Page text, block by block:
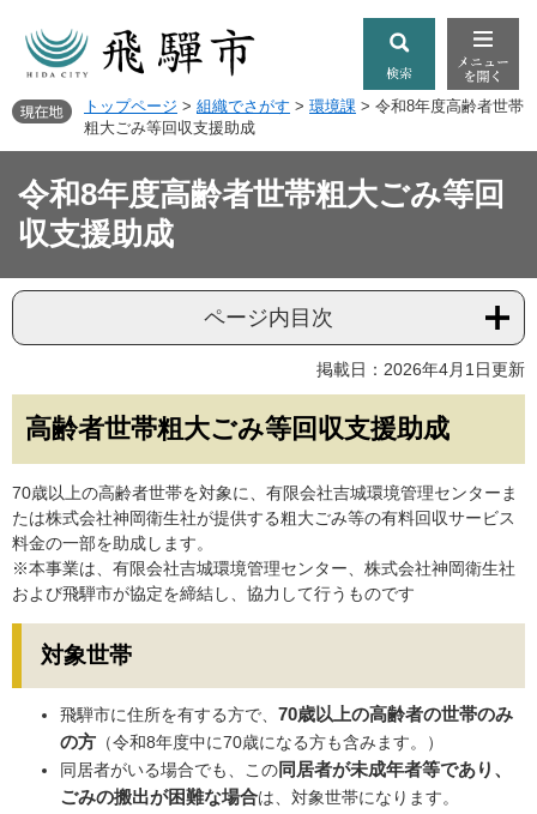
トップページ > 組織でさがす > 環境課 > 令和8年度高齢者世帯
粗大ごみ等回収支援助成
令和8年度高齢者世帯粗大ごみ等回
収支援助成
ページ内目次
掲載日：2026年4月1日更新
高齢者世帯粗大ごみ等回収支援助成
70歳以上の高齢者世帯を対象に、有限会社吉城環境管理センターま
たは株式会社神岡衛生社が提供する粗大ごみ等の有料回収サービス
料金の一部を助成します。
※本事業は、有限会社吉城環境管理センター、株式会社神岡衛生社
および飛騨市が協定を締結し、協力して行うものです
対象世帯
飛騨市に住所を有する方で、 70歳以上の高齢者の世帯のみ
の方 （令和8年度中に70歳になる方も含みます。）
同居者がいる場合でも、この同居者が未成年者等であり、
ごみの搬出が困難な場合は、対象世帯になります。